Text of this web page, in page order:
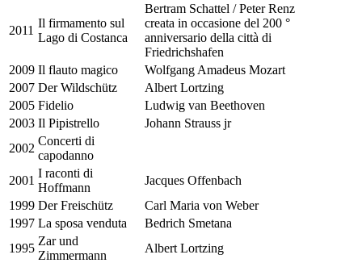
2011
Il firmamento sul
Lago di Costanca
Bertram Schattel / Peter Renz
creata in occasione del 200 °
anniversario della città di
Friedrichshafen
2009 Il flauto magico
Wolfgang Amadeus Mozart
2007 Der Wildschütz
Albert Lortzing
2005 Fidelio
Ludwig van Beethoven
2003 Il Pipistrello
Johann Strauss jr
2002
Concerti di
capodanno
2001
I raconti di
Hoffmann
Jacques Offenbach
1999 Der Freischütz
Carl Maria von Weber
1997 La sposa venduta
Bedrich Smetana
1995
Zar und
Zimmermann
Albert Lortzing